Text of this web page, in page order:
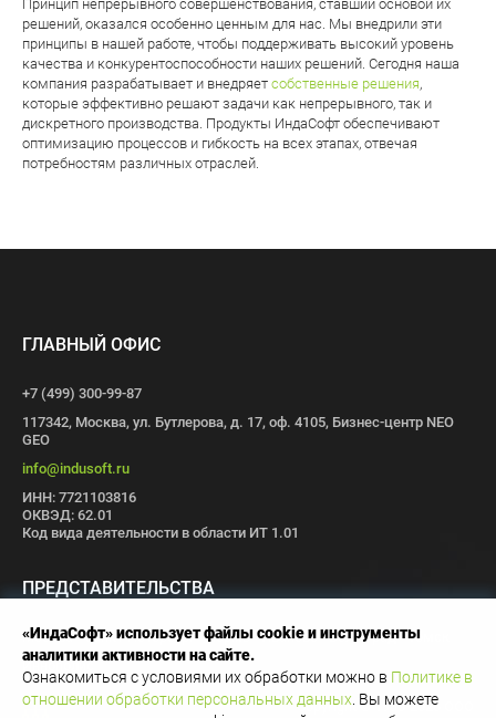
Принцип непрерывного совершенствования, ставший основой их
решений, оказался особенно ценным для нас. Мы внедрили эти
принципы в нашей работе, чтобы поддерживать высокий уровень
качества и конкурентоспособности наших решений. Сегодня наша
компания разрабатывает и внедряет собственные решения,
которые эффективно решают задачи как непрерывного, так и
дискретного производства. Продукты ИндаСофт обеспечивают
оптимизацию процессов и гибкость на всех этапах, отвечая
потребностям различных отраслей.
ГЛАВНЫЙ ОФИС
+7 (499) 300-99-87
117342, Москва, ул. Бутлерова, д. 17, оф. 4105, Бизнес-центр NEO
GEO
info@indusoft.ru
ИНН: 7721103816
ОКВЭД: 62.01
Код вида деятельности в области ИТ 1.01
ПРЕДСТАВИТЕЛЬСТВА
Москва Санкт-Петербург Пермь Иваново Волгоград
Томск
Иннополис
Copyright © 1996-2026 OOO
«ИндаСофт» использует файлы cookie и инструменты
аналитики активности на сайте.
Ознакомиться с условиями их обработки можно в Политике в
отношении обработки персональных данных . Вы можете